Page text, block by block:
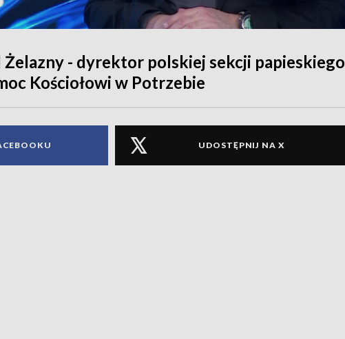
- dyrektor polskiej sekcji papieskiego
Kościołowi w Potrzebie
UDOSTĘPNIJ NA X